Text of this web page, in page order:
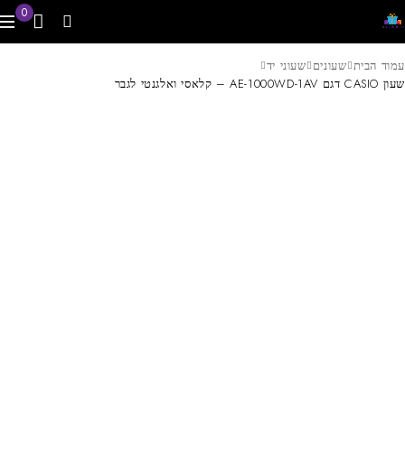
0
עמוד הבית שעונים שעוני יד
שעון CASIO דגם AE-1000WD-1AV – קלאסי ואלגנטי לגבר